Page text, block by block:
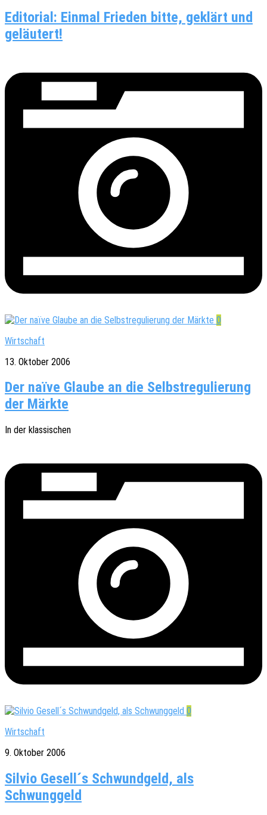
Editorial: Einmal Frieden bitte, geklärt und
geläutert!
0
Wirtschaft
13. Oktober 2006
Der naïve Glaube an die Selbstregulierung
der Märkte
In der klassischen
0
Wirtschaft
9. Oktober 2006
Silvio Gesell´s Schwundgeld, als
Schwunggeld